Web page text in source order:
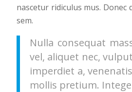
nascetur ridiculus mus. Donec
sem.
Nulla consequat
vel, aliquet nec,
imperdiet a,
mollis pretium.